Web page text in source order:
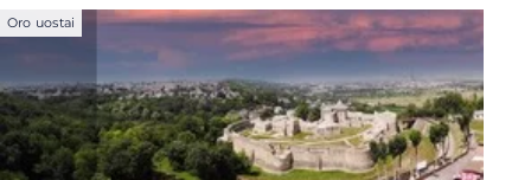
Oro uostai